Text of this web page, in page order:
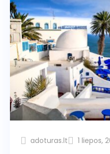
adoturas.lt 1 liepos,